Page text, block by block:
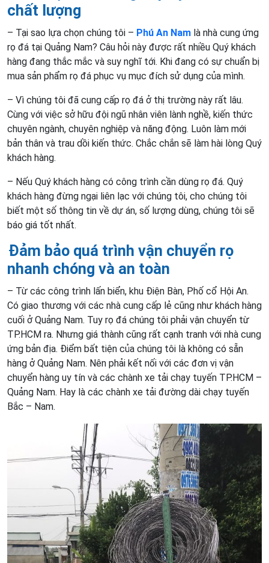
chất lượng
– Tại sao lựa chọn chúng tôi – Phú An Nam là nhà cung ứng
rọ đá tại Quảng Nam? Câu hỏi này được rất nhiều Quý khách
hàng đang thắc mắc và suy nghĩ tới. Khi đang có sự chuẩn bị
mua sản phẩm rọ đá phục vụ mục đích sử dụng của mình.
– Vì chúng tôi đã cung cấp rọ đá ở thị trường này rất lâu.
Cùng với việc sở hữu đội ngũ nhân viên lành nghề, kiến thức
chuyên ngành, chuyên nghiệp và năng động. Luôn làm mới
bản thân và trau dồi kiến thức. Chắc chắn sẽ làm hài lòng Quý
khách hàng.
– Nếu Quý khách hàng có công trình cần dùng rọ đá. Quý
khách hàng đừng ngại liên lạc với chúng tôi, cho chúng tôi
biết một số thông tin về dự án, số lượng dùng, chúng tôi sẽ
báo giá tốt nhất.
Đảm bảo quá trình vận chuyển rọ
nhanh chóng và an toàn
– Từ các công trình lấn biển, khu Điện Bàn, Phố cổ Hội An.
Có giao thương với các nhà cung cấp lẻ cũng như khách hàng
cuối ở Quảng Nam. Tuy rọ đá chúng tôi phải vận chuyển từ
TP.HCM ra. Nhưng giá thành cũng rất cạnh tranh với nhà cung
ứng bản địa. Điểm bất tiện của chúng tôi là không có sẵn
hàng ở Quảng Nam. Nên phải kết nối với các đơn vị vận
chuyển hàng uy tín và các chành xe tải chạy tuyến TP.HCM –
Quảng Nam. Hay là các chành xe tải đường dài chạy tuyến
Bắc – Nam.